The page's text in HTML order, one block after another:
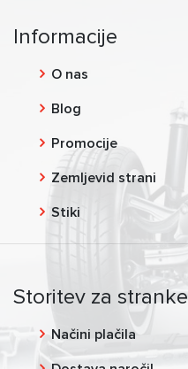
Informacije
O nas
Blog
Promocije
Zemljevid strani
Stiki
Storitev za stranke
Načini plačila